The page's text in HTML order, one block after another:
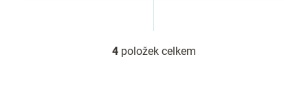
O
4 položek celkem